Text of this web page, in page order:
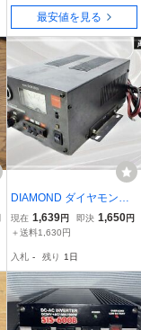
最安値を見る
DIAMOND ダイヤモンド
第一電波工業 35A 24V～
13.8V デコデコ DC-DC C
ー GCM3500 即納
現在 1,639円 即決 1,650円
＋送料1,630円
入札 - 残り 1日